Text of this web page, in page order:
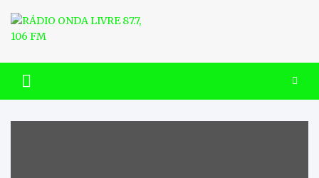
content
RÁDIO ONDA LIVRE 87.7, 106
FM